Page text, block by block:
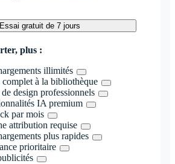
Essai gratuit de 7 jours
plus :
illimités
complet à la bibliothèque
design professionnels
IA premium
par mois
attribution requise
plus rapides
prioritaire